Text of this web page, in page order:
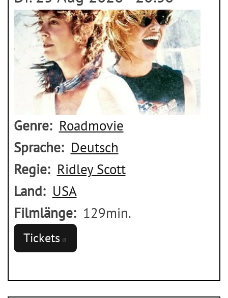
Genre
Roadmovie
Sprache
Deutsch
Regie
Ridley Scott
Land
USA
Filmlänge
129min.
Tickets